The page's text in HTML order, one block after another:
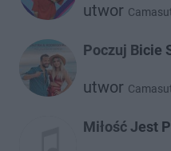
utwor
Poczuj Bicie
utwor
Miłość Jest